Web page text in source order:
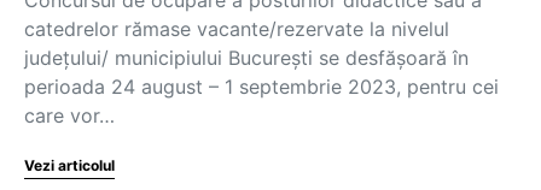
catedrelor rămase vacante/rezervate la nivelul
județului/ municipiului București se desfășoară în
perioada 24 august – 1 septembrie 2023, pentru cei
care vor…
Vezi articolul